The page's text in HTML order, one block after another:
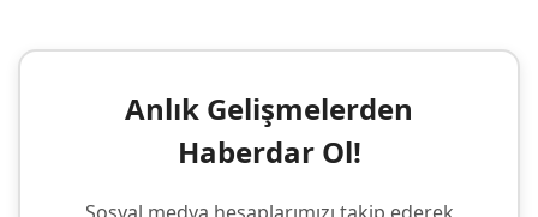
Anlık Gelişmelerden
Haberdar Ol!